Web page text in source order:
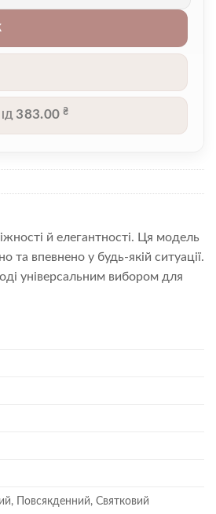
383.00₴
й елегантності. Ця модель
та впевнено у будь-якій ситуації.
універсальним вибором для
Повсякденний, Святковий